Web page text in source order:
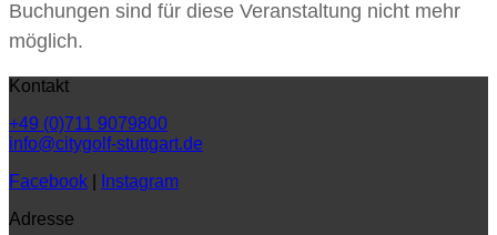
Buchungen sind für diese Veranstaltung nicht mehr
möglich.
Kontakt
+49 (0)711 9079800
info@citygolf-stuttgart.de
Facebook
Instagram
Adresse